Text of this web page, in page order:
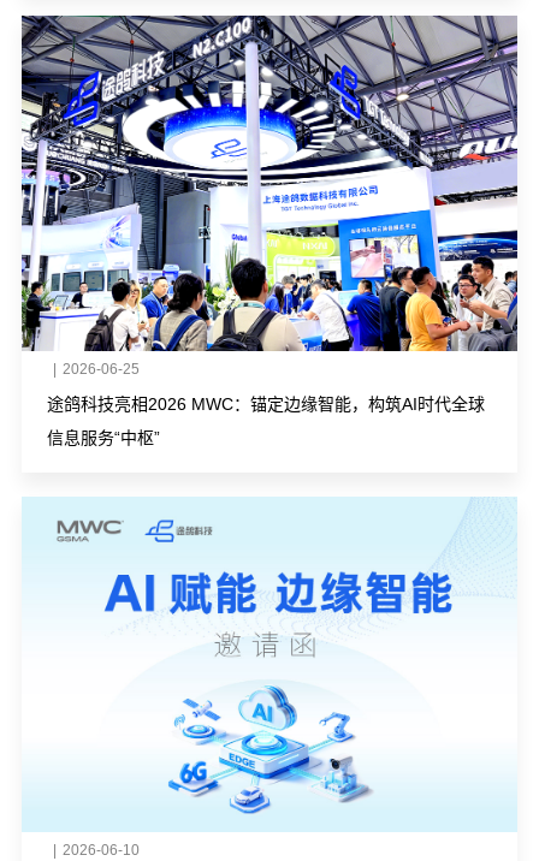
2026-06-25
途鸽科技亮相2026 MWC：锚定边缘智能，构筑AI时代全球
信息服务“中枢”
2026-06-10